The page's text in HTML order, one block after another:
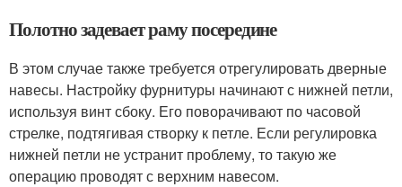
Полотно задевает раму посередине
В этом случае также требуется отрегулировать дверные
навесы. Настройку фурнитуры начинают с нижней петли,
используя винт сбоку. Его поворачивают по часовой
стрелке, подтягивая створку к петле. Если регулировка
нижней петли не устранит проблему, то такую же
операцию проводят с верхним навесом.